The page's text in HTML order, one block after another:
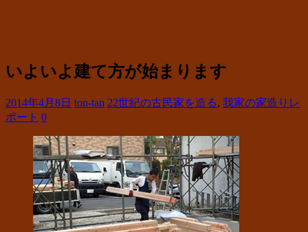
いよいよ建て方が始まります
2014年4月8日 ton-tan 22世紀の古民家を造る, 我家の家造りレ
ポート 0